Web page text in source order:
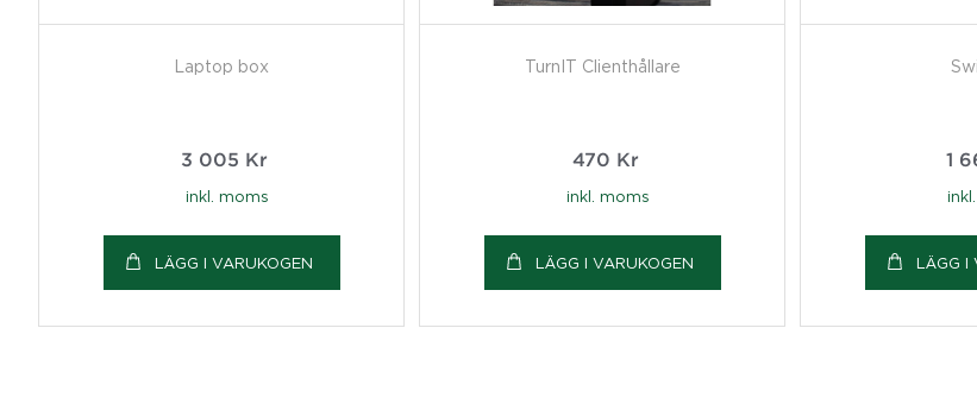
Laptop box
3 005 Kr
inkl. moms
LÄGG I VARUKOGEN
TurnIT Clienthållare
470 Kr
inkl. moms
LÄGG I VARUKOGEN
1
LÄGG I